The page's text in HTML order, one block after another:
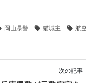
岡山県警 猫城主 航
次の記事